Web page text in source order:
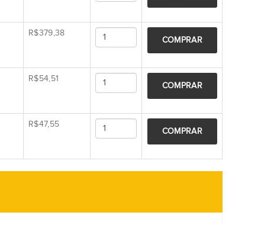
R$379,38
COMPRAR
R$54,51
COMPRAR
R$47,55
COMPRAR